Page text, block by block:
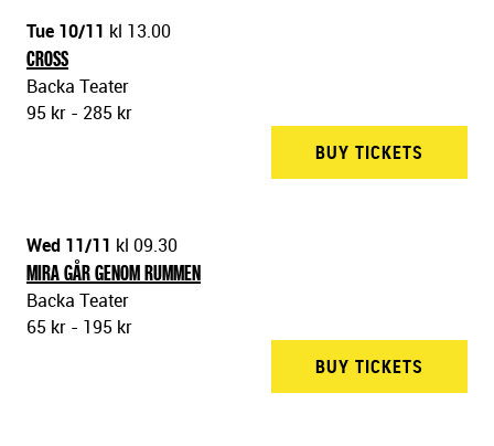
Tue 10/11 kl 13.00
CROSS
Backa Teater
95 kr - 285 kr
BUY TICKETS
Wed 11/11 kl 09.30
MIRA GÅR GENOM RUMMEN
Backa Teater
65 kr - 195 kr
BUY TICKETS